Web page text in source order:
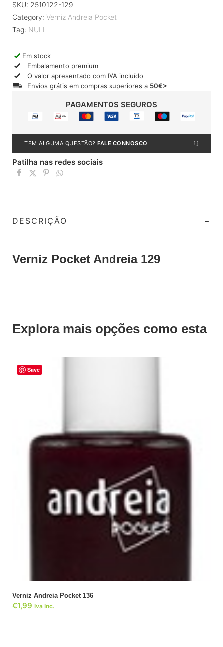
SKU: 2510122-129
Category: Verniz Andreia Pocket
Tag: NULL
Em stock
Embalamento premium
O valor apresentado com IVA incluído
Envios grátis em compras superiores a 50€>
PAGAMENTOS SEGUROS
TEM ALGUMA QUESTÃO? FALE CONNOSCO
Patilha nas redes sociais
DESCRIÇÃO
Verniz Pocket Andreia 129
Explora mais opções como esta
Save
ADICIONAR
Verniz Andreia Pocket 136
€1,99 Iva Inc.